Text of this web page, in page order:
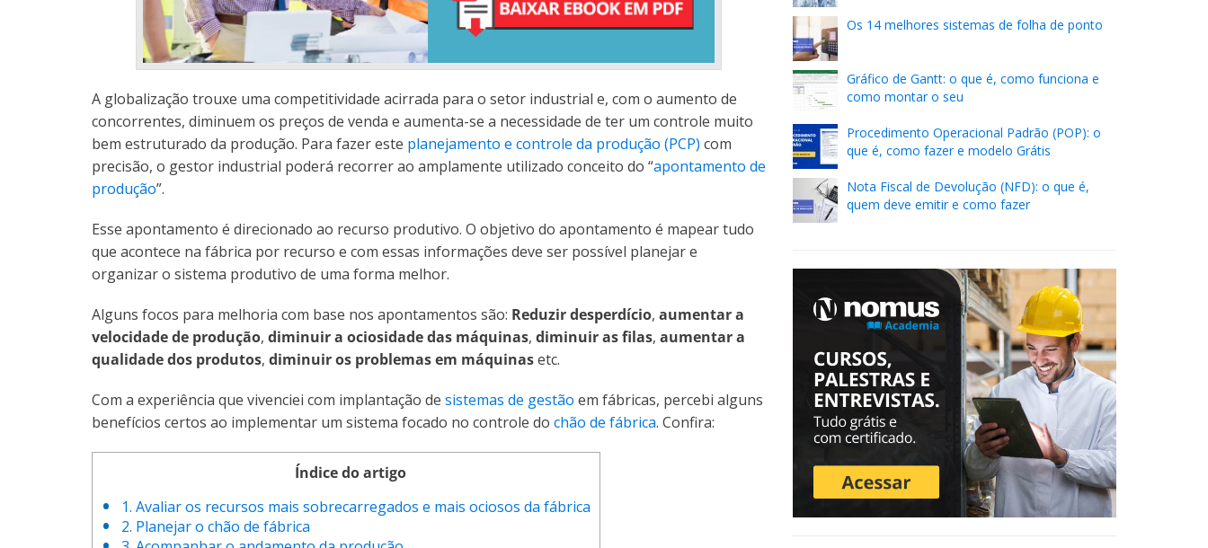
A globalização trouxe uma competitividade acirrada para o setor industrial e, com o aumento de
concorrentes, diminuem os preços de venda e aumenta-se a necessidade de ter um controle muito
bem estruturado da produção. Para fazer este planejamento e controle da produção (PCP) com
precisão, o gestor industrial poderá recorrer ao amplamente utilizado conceito do “apontamento de
produção”.
Esse apontamento é direcionado ao recurso produtivo. O objetivo do apontamento é mapear tudo
que acontece na fábrica por recurso e com essas informações deve ser possível planejar e
organizar o sistema produtivo de uma forma melhor.
Alguns focos para melhoria com base nos apontamentos são: Reduzir desperdício, aumentar a
velocidade de produção, diminuir a ociosidade das máquinas, diminuir as filas, aumentar a
qualidade dos produtos, diminuir os problemas em máquinasetc.
Com a experiência que vivenciei com implantação de sistemas de gestão em fábricas, percebi alguns
benefícios certos ao implementar um sistema focado no controle do chão de fábrica. Confira:
Índice do artigo
1. Avaliar os recursos mais sobrecarregados e mais ociosos da fábrica
2. Planejar o chão de fábrica
Os 14 melhores sistemas de folha de ponto
Gráfico de Gantt: o que é, como funciona e
como montar o seu
Procedimento Operacional Padrão (POP): o
que é, como fazer e modelo Grátis
Nota Fiscal de Devolução (NFD): o que é,
quem deve emitir e como fazer